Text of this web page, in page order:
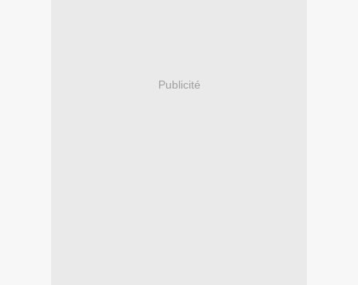
Publicité